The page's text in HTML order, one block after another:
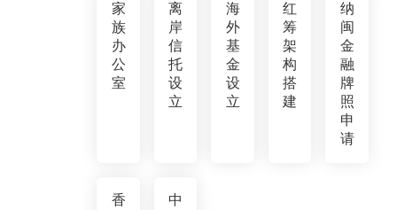
家
族
办
公
室
离
岸
信
托
设
立
海
外
基
金
设
立
红
筹
架
构
搭
建
纳
闽
金
融
牌
照
申
请
香
中